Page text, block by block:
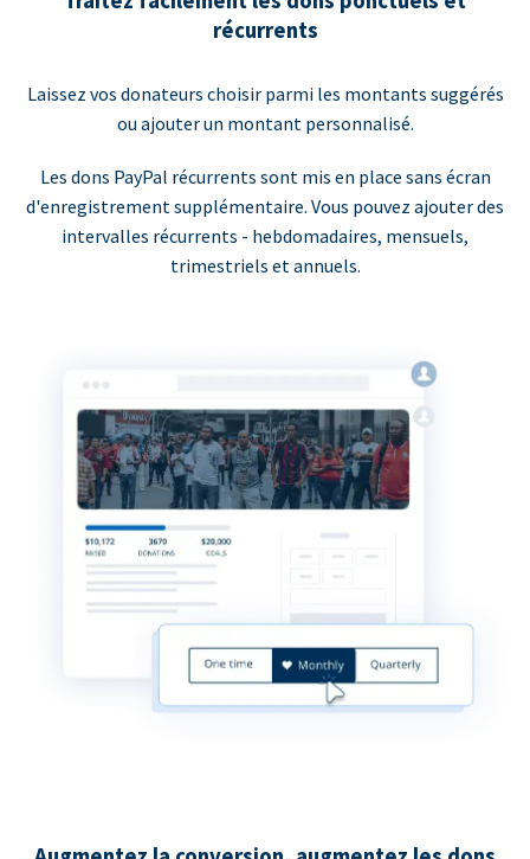
récurrents
Laissez vos donateurs choisir parmi les montants suggérés
ou ajouter un montant personnalisé.
Les dons PayPal récurrents sont mis en place sans écran
d'enregistrement supplémentaire. Vous pouvez ajouter des
intervalles récurrents - hebdomadaires, mensuels,
trimestriels et annuels.